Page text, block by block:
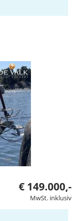
€ 149.000,-
MwSt. inklusiv